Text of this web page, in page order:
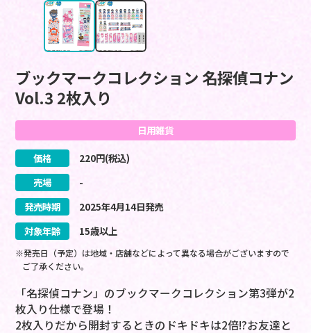
ブックマークコレクション 名探偵コナン
Vol.3 2枚入り
日用雑貨
価格 220円(税込)
売場
-
発売時期
2025年4月14日発売
対象年齢
15歳以上
※発売日（予定）は地域・店舗などによって異なる場合がございますので
ご了承ください。
「名探偵コナン」のブックマークコレクション第3弾が2
枚入り仕様で登場！
2枚入りだから開封するときのドキドキは2倍!?お友達と